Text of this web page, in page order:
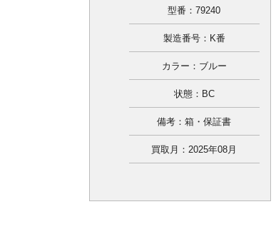
型番：79240
製造番号：K番
カラー：ブルー
状態：BC
備考：箱・保証書
買取月：2025年08月